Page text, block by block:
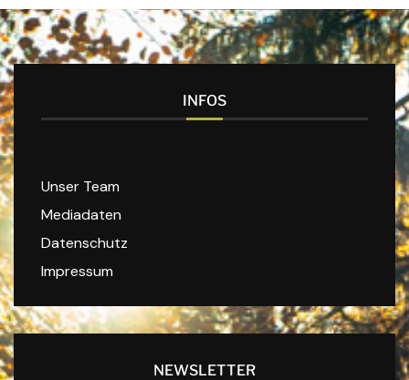
INFOS
Unser Team
Mediadaten
Datenschutz
Impressum
NEWSLETTER